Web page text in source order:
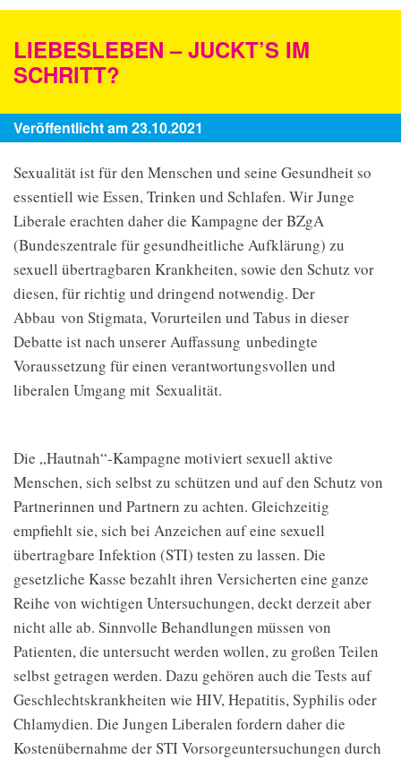
LIEBESLEBEN – JUCKT’S IM
SCHRITT?
Veröffentlicht am 23.10.2021
Sexualität ist für den Menschen und seine Gesundheit so
essentiell wie Essen, Trinken und Schlafen. Wir Junge
Liberale erachten daher die Kampagne der BZgA
(Bundeszentrale für gesundheitliche Aufklärung) zu
sexuell übertragbaren Krankheiten, sowie den Schutz vor
diesen, für richtig und dringend notwendig. Der
Abbau von Stigmata, Vorurteilen und Tabus in dieser
Debatte ist nach unserer Auffassung unbedingte
Voraussetzung für einen verantwortungsvollen und
liberalen Umgang mit Sexualität.
Die „Hautnah“-Kampagne motiviert sexuell aktive
Menschen, sich selbst zu schützen und auf den Schutz von
Partnerinnen und Partnern zu achten. Gleichzeitig
empfiehlt sie, sich bei Anzeichen auf eine sexuell
übertragbare Infektion (STI) testen zu lassen. Die
gesetzliche Kasse bezahlt ihren Versicherten eine ganze
Reihe von wichtigen Untersuchungen, deckt derzeit aber
nicht alle ab. Sinnvolle Behandlungen müssen von
Patienten, die untersucht werden wollen, zu großen Teilen
selbst getragen werden. Dazu gehören auch die Tests auf
Geschlechtskrankheiten wie HIV, Hepatitis, Syphilis oder
Chlamydien. Die Jungen Liberalen fordern daher die
Kostenübernahme der STI Vorsorgeuntersuchungen durch